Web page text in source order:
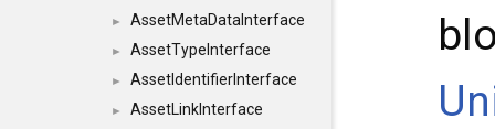
► AssetMetaDataInterface
► AssetTypeInterface
► AssetIdentifierInterface
► AssetLinkInterface